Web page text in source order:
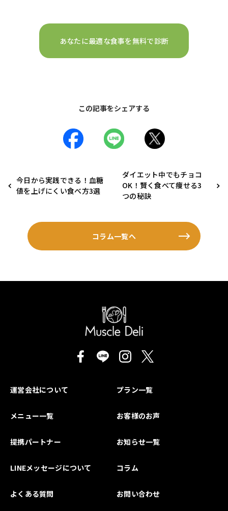
あなたに最適な食事を無料で診断
この記事をシェアする
今日から実践できる！血糖
値を上げにくい食べ方3選
ダイエット中でもチョコ
OK！賢く食べて痩せる3
つの秘訣
コラム一覧へ
運営会社について プラン一覧
メニュー一覧 お客様のお声
提携パートナー お知らせ一覧
LINEメッセージについて コラム
よくある質問 お問い合わせ